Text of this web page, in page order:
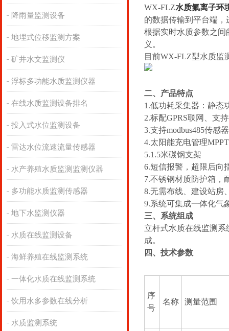
降雨量监测设备
地埋式位移监测方案
矿井水文监测仪
浮标多功能水质监测仪器
在线水质监测设备排名
投入式水位监测设备
雷达水位流速流量传感器
水产养殖水质监测监测仪器
多功能水质监测传感器
地下水监测仪器
水质在线监测设备
海鲜养殖在线监测系统
一体化水质在线监测系统
饮用水多参数在线分析
水质监测系统
WX-FLZ水质氟离子环
的数据传输到平台端
根据实时水质参数之
义。
目前WX-FLZ型水质监
二、产品特点
1.低功耗采集器：静态
2.标配GPRS联网、支
3.支持modbus485传感
4.太阳能充电管理
5.1.5米碳钢支架
6.短信报警，超限后向
7.不锈钢材质防护箱，
8.无需布线、建设站房
9.系统可集成一体化气
三、系统组成
立杆式水质在线监测
成。
四、技术参数
序
号
名称 测量范围